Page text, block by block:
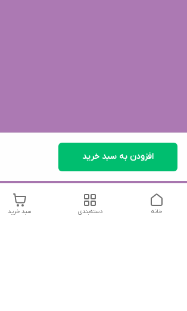
افزودن به سبد خرید
سبد خرید دسته‌بندی خانه